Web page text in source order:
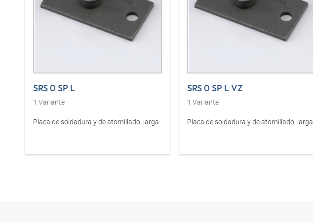
SRS 0 SP L
1 Variante
Placa de soldadura y de atornillado, larga
SRS 0 SP L VZ
1 Variante
Placa de soldadura y de atornillado, larga